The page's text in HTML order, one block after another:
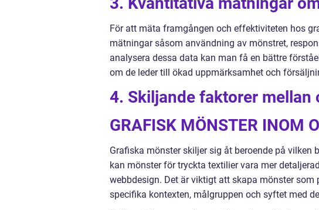
För att mäta framgången och effektiviteten hos
mätningar såsom användning av mönstret,
analysera dessa data kan man få en bättre
om de leder till ökad uppmärksamhet och
4. Skiljande faktorer
GRAFISK MÖNSTER INOM
Grafiska mönster skiljer sig åt beroende på vilken
kan mönster för tryckta textilier vara mer
webbdesign. Det är viktigt att skapa mönster
specifika kontexten, målgruppen och syftet med